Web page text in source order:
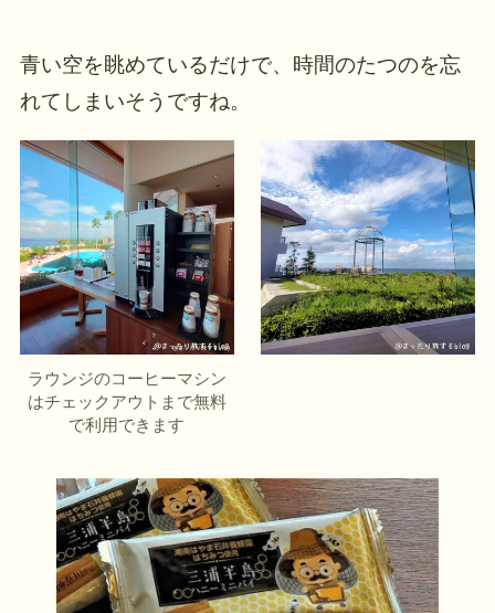
青い空を眺めているだけで、時間のたつのを忘
れてしまいそうですね。
ラウンジのコーヒーマシン
はチェックアウトまで無料
で利用できます